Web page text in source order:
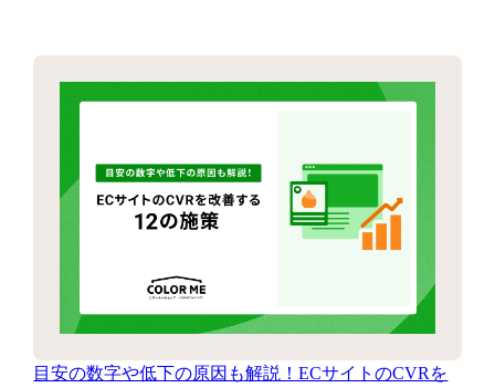
目安の数字や低下の原因も解説！ECサイトのCVRを